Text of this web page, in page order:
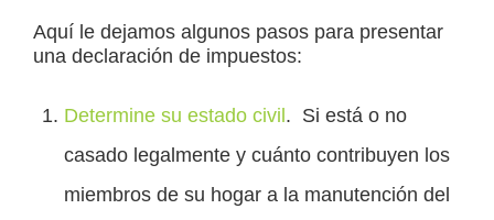
Aquí le dejamos algunos pasos para presentar
una declaración de impuestos:
Determine su estado civil . Si está o no
casado legalmente y cuánto contribuyen los
miembros de su hogar a la manutención del